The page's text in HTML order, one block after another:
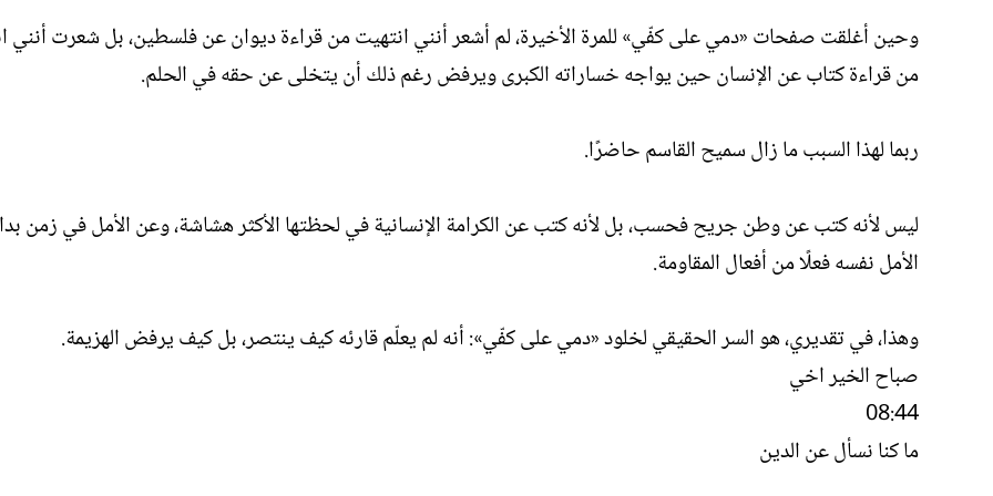
وحين أغلقت صفحات «دمي على كفّي» للمرة الأخيرة، لم أشعر أنني انتهيت من قراءة ديوان عن فلسطين، بل شعرت أنني
من قراءة كتاب عن الإنسان حين يواجه خساراته الكبرى ويرفض رغم ذلك أن يتخلى عن حقه في الحلم.
ربما لهذا السبب ما زال سميح القاسم حاضرًا.
ليس لأنه كتب عن وطن جريح فحسب، بل لأنه كتب عن الكرامة الإنسانية في لحظتها الأكثر هشاشة، وعن الأمل في زمن
الأمل نفسه فعلًا من أفعال المقاومة.
وهذا، في تقديري، هو السر الحقيقي لخلود «دمي على كفّي»: أنه لم يعلّم قارئه كيف ينتصر، بل كيف يرفض الهزيمة.
صباح الخير اخي
08:44
ما كنا نسأل عن الدين